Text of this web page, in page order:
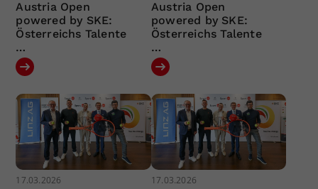
Austria Open
powered by SKE:
Österreichs Talente
…
Austria Open
powered by SKE:
Österreichs Talente
…
17.03.2026 17.03.2026